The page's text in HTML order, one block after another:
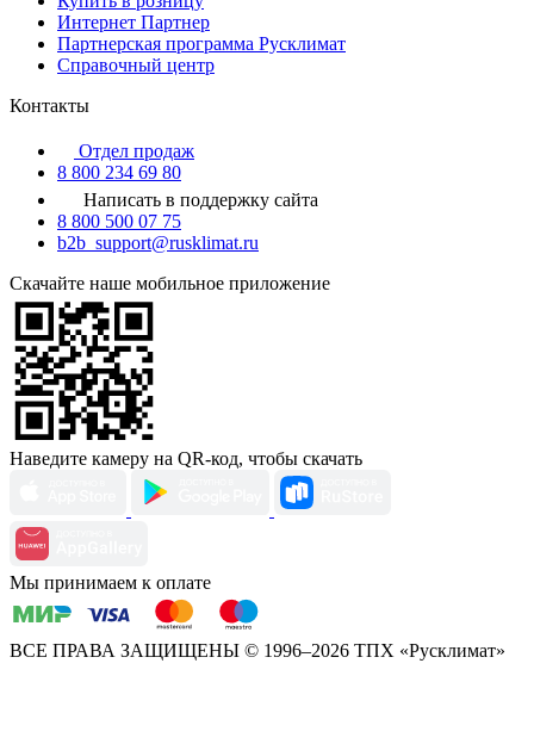
Интернет Партнер
Партнерская программа Русклимат
Справочный центр
Контакты
Отдел продаж
8 800 234 69 80
Написать в поддержку сайта
8 800 500 07 75
b2b_support@rusklimat.ru
Скачайте наше мобильное приложение
Наведите камеру на QR-код, чтобы скачать
Мы принимаем к оплате
ВСЕ ПРАВА ЗАЩИЩЕНЫ © 1996–2026 ТПХ «Русклимат»